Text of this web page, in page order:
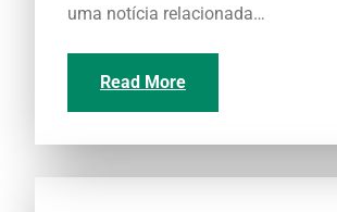
uma notícia relacionada…
Read More